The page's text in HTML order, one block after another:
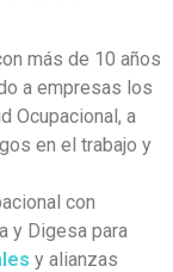
más de 10 años
a empresas los
Ocupacional, a
en el trabajo y
con
y Digesa para
y alianzas